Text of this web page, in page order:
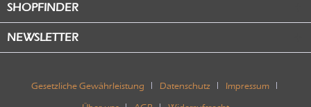
SHOPFINDER
NEWSLETTER
Gesetzliche Gewährleistung Datenschutz Impressum